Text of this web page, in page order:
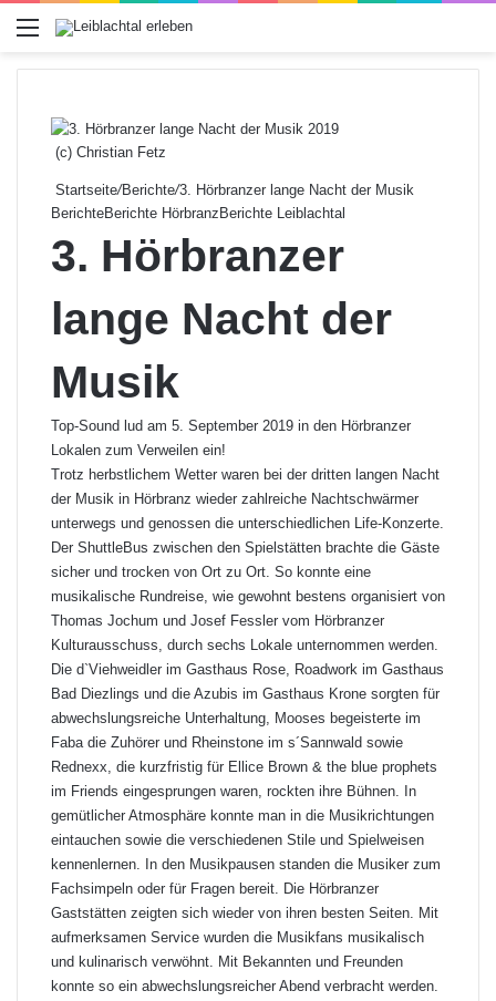
Menü
(c) Christian Fetz
Startseite/Berichte/3. Hörbranzer lange Nacht der Musik
BerichteBerichte Hörbranz Berichte Leiblachtal
3. Hörbranzer
lange Nacht der
Musik
Top-Sound lud am 5. September 2019 in den Hörbranzer
Lokalen zum Verweilen ein!
Trotz herbstlichem Wetter waren bei der dritten langen Nacht
der Musik in Hörbranz wieder zahlreiche Nachtschwärmer
unterwegs und genossen die unterschiedlichen Life-Konzerte.
Der ShuttleBus zwischen den Spielstätten brachte die Gäste
sicher und trocken von Ort zu Ort. So konnte eine
musikalische Rundreise, wie gewohnt bestens organisiert von
Thomas Jochum und Josef Fessler vom Hörbranzer
Kulturausschuss, durch sechs Lokale unternommen werden.
Die d`Viehweidler im Gasthaus Rose, Roadwork im Gasthaus
Bad Diezlings und die Azubis im Gasthaus Krone sorgten für
abwechslungsreiche Unterhaltung, Mooses begeisterte im
Faba die Zuhörer und Rheinstone im s´Sannwald sowie
Rednexx, die kurzfristig für Ellice Brown & the blue prophets
im Friends eingesprungen waren, rockten ihre Bühnen. In
gemütlicher Atmosphäre konnte man in die Musikrichtungen
eintauchen sowie die verschiedenen Stile und Spielweisen
kennenlernen. In den Musikpausen standen die Musiker zum
Fachsimpeln oder für Fragen bereit. Die Hörbranzer
Gaststätten zeigten sich wieder von ihren besten Seiten. Mit
aufmerksamen Service wurden die Musikfans musikalisch
und kulinarisch verwöhnt. Mit Bekannten und Freunden
konnte so ein abwechslungsreicher Abend verbracht werden.